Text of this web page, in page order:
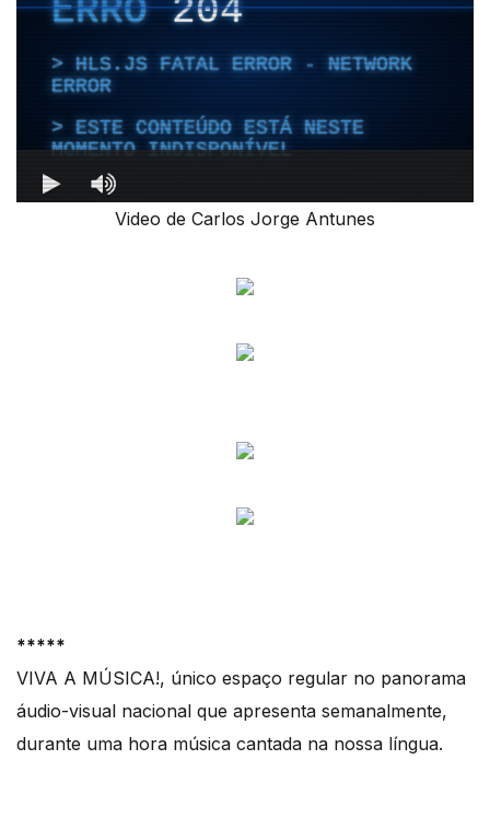
Video de Carlos Jorge Antunes
*****
VIVA A MÚSICA!, único espaço regular no panorama
áudio-visual nacional que apresenta semanalmente,
durante uma hora música cantada na nossa língua.